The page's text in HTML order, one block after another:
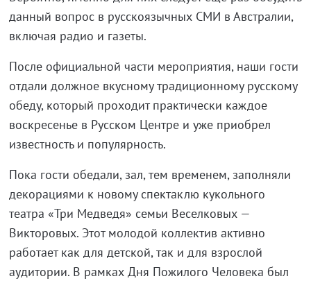
данный вопрос в русскоязычных СМИ в Австралии,
включая радио и газеты.
После официальной части мероприятия, наши гости
отдали должное вкусному традиционному русскому
обеду, который проходит практически каждое
воскресенье в Русском Центре и уже приобрел
известность и популярность.
Пока гости обедали, зал, тем временем, заполняли
декорациями к новому спектаклю кукольного
театра «Три Медведя» семьи Веселковых —
Викторовых. Этот молодой коллектив активно
работает как для детской, так и для взрослой
аудитории. В рамках Дня Пожилого Человека был